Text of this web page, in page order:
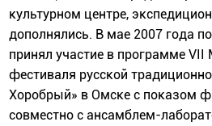
культурном центре,
дополнялись. В мае 2007 года
принял участие в программе VII
фестиваля русской
Хоробрый» в Омске с показом
совместно с ансамблем-